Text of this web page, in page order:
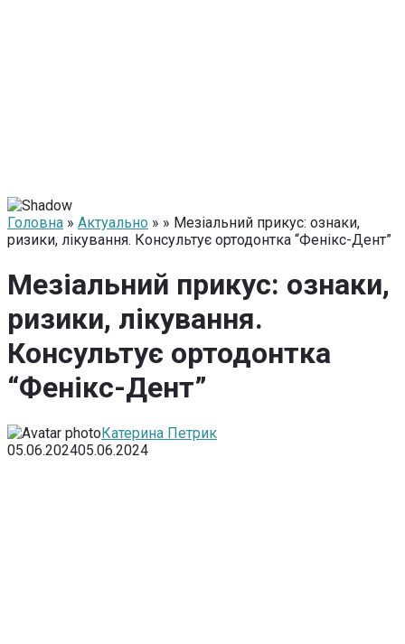
Головна » Актуально » » Мезіальний прикус: ознаки,
ризики, лікування. Консультує ортодонтка “Фенікс-Дент”
Мезіальний прикус: ознаки,
ризики, лікування.
Консультує ортодонтка
“Фенікс-Дент”
Катерина Петрик
05.06.202405.06.2024